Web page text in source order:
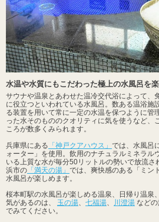
水温や水質にもこだわった極上の水風呂を
サウナや温泉とあわせた温冷交代浴によって、
に役立つといわれている水風呂。数ある温浴
る装置を用いて常に一定の水温を保つように管
った水そのもののクオリティに気を使うなど、
ころが数多くみられます。
兵庫県にある 「神戸クアハウス」 では、水風呂
ォーター」を使用。飲用のナチュラルミネラル
いる上質な水が毎分50リットルの勢いで放流
浜市の 「満天の湯」 では、爽快感のある「ミン
水風呂が楽しめます。
桜本町駅の水風呂が楽しめる温泉、日帰り温泉
気があるのは、 玉の湯 七福湯 川澄湯 など
でみてください。